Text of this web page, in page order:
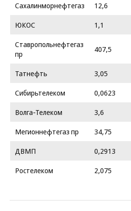
Сахалинморнефтегаз 12,6
ЮКОС
1,1
Ставропольнефтегаз
пр
407,5
Татнефть 3,05
Сибирьтелеком
0,0623
Волга-Телеком
3,6
Мегионнефтегаз пр
34,75
ДВМП
0,2913
Ростелеком
2,075